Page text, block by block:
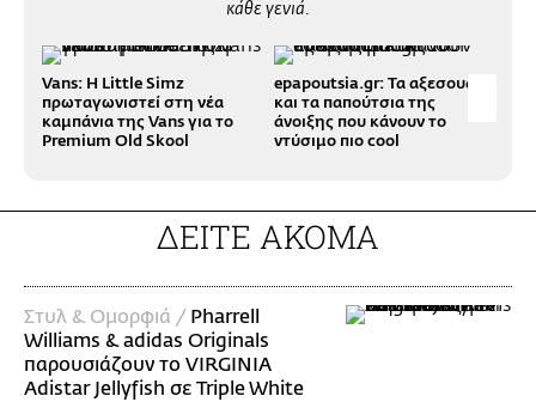
κάθε γενιά.
Vans: Η Little Simz
πρωταγωνιστεί στη νέα
καμπάνια της Vans για το
Premium Old Skool
epapoutsia.gr: Τα αξεσουάρ
και τα παπούτσια της
άνοιξης που κάνουν το
ντύσιμο πιο cool
ΔΕΙΤΕ ΑΚΟΜΑ
Στυλ & Ομορφιά / Pharrell
Williams & adidas Originals
παρουσιάζουν το VIRGINIA
Adistar Jellyfish σε Triple White